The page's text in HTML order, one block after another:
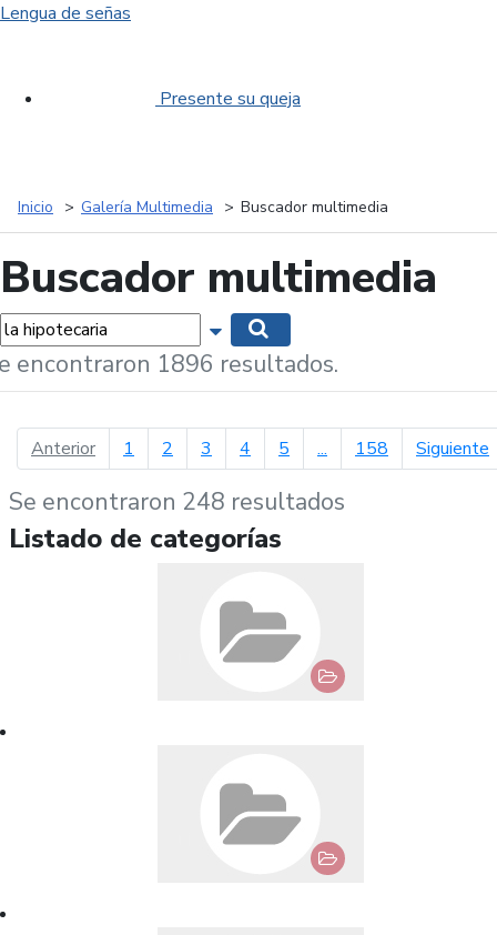
Lengua de señas
Presente su queja
Inicio Galería Multimedia Buscador multimedia
Buscador multimedia
Mostrar opciones de búsqueda
encontraron 1896 resultados.
Anteriorpágina anterior
1 2 3 4 5 ... 158 Siguiente
Se encontraron 248 resultados
Listado de categorías